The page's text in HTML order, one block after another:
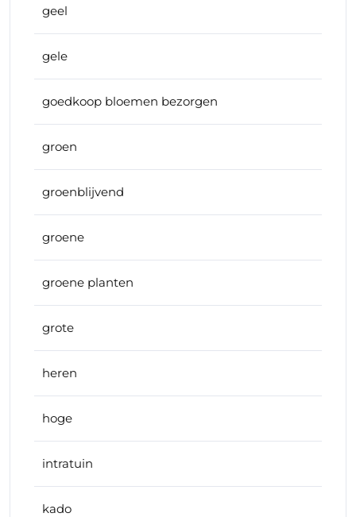
geel
gele
goedkoop bloemen bezorgen
groen
groenblijvend
groene
groene planten
grote
heren
hoge
intratuin
kado